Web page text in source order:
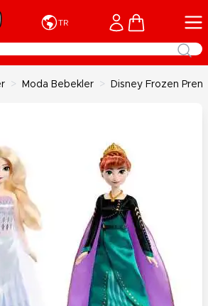
TR Cart
> Moda Bebekler > Disney Frozen